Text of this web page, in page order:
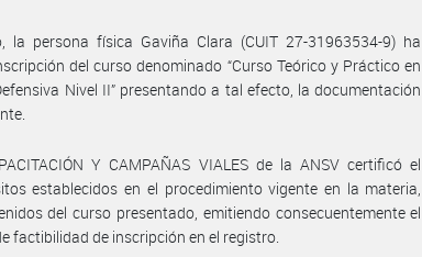
la persona física Gaviña Clara (CUIT 27-31963534-9) ha
del curso denominado “Curso Teórico y Práctico en
Nivel II” presentando a tal efecto, la documentación
Y CAMPAÑAS VIALES de la ANSV certificó el
establecidos en el procedimiento vigente en la materia,
del curso presentado, emitiendo consecuentemente el
factibilidad de inscripción en el registro.